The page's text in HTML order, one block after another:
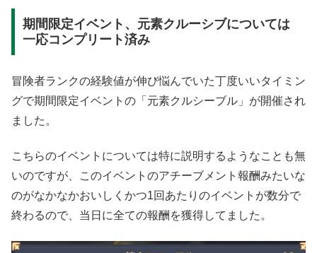
期間限定イベント、元素クルーシブについては
一応コンプリート済み
冒険者ランクの経験値が伸び悩んでいた丁度いいタイミン
グで期間限定イベントの「元素クルシーブル」が開催され
ました。
こちらのイベントについては特に説明するようなことも無
いのですが、このイベントのアチーブメント報酬みたいな
のがなかなかおいしくかつ1回あたりのイベントが数分で
終わるので、当日に全ての報酬を獲得してました。